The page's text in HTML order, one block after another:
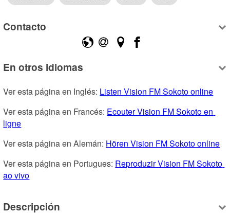
Contacto
En otros idiomas
Ver esta página en Inglés: Listen Vision FM Sokoto online
Ver esta página en Francés: Ecouter Vision FM Sokoto en
ligne
Ver esta página en Alemán: Hören Vision FM Sokoto online
Ver esta página en Portugues: Reproduzir Vision FM Sokoto
ao vivo
Descripción